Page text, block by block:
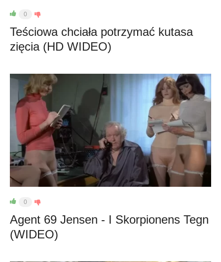
0
Teściowa chciała potrzymać kutasa
zięcia (HD WIDEO)
0
Agent 69 Jensen - I Skorpionens Tegn
(WIDEO)